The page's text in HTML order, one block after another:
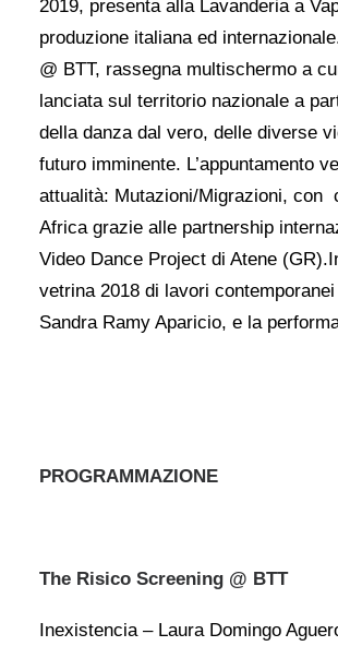
2019, presenta alla Lavanderia a
produzione italiana ed
@ BTT, rassegna multischermo a
lanciata sul territorio nazionale a
della danza dal vero, delle diverse
futuro imminente. L’appuntamento
attualità: Mutazioni/Migrazioni, con
Africa grazie alle partnership
Video Dance Project di Atene
vetrina 2018 di lavori
Sandra Ramy Aparicio, e la
PROGRAMMAZIONE
The Risico Screening @ BTT
Inexistencia – Laura Domingo